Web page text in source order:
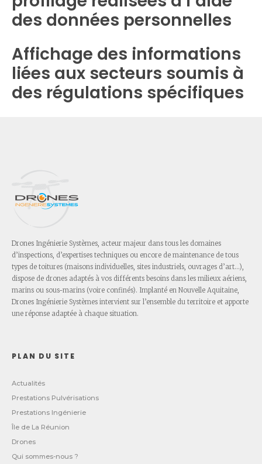
des données personnelles
Affichage des informations
liées aux secteurs soumis à
des régulations spécifiques
Drones Ingénierie Systèmes, acteur majeur dans tous les domaines
d’inspections, d’expertises techniques ou encore de maintenance de tous
types de toitures (maisons individuelles, sites industriels, ouvrages d’art…),
dispose de drones adaptés à vos différents besoins dans les milieux aériens,
marins ou sous-marins (voire confinés). Implanté en Nouvelle Aquitaine,
Drones Ingénierie Systèmes intervient sur l’ensemble du territoire et apporte
une réponse adaptée à chaque situation.
PLAN DU SITE
Actualités
Prestations Pulvérisations
Prestations Ingénierie
Île de La Réunion
Drones
Qui sommes-nous ?